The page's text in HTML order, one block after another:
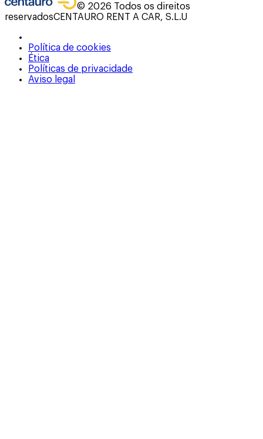
© 2026 Todos os direitos
reservadosCENTAURO RENT A CAR, S.L.U
Política de cookies
Ética
Políticas de privacidade
Aviso legal